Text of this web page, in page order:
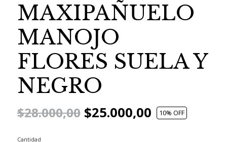
MAXIPAÑUELO
MANOJO
FLORES SUELA Y
NEGRO
$28.000,00$25.000,00 10% OFF
Cantidad